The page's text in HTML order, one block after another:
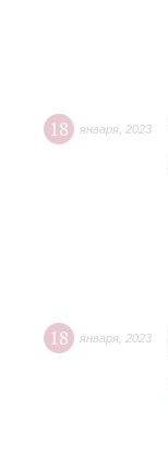
18 января 2023
18 января 2023